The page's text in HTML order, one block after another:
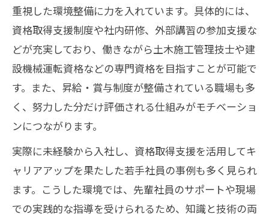
重視した環境整備に力を入れています。具体的には、
資格取得支援制度や社内研修、外部講習の参加支援な
どが充実しており、働きながら土木施工管理技士や建
設機械運転資格などの専門資格を目指すことが可能で
す。また、昇給・賞与制度が整備されている職場も多
く、努力した分だけ評価される仕組みがモチベーショ
ンにつながります。
実際に未経験から入社し、資格取得支援を活用してキ
ャリアアップを果たした若手社員の事例も多く見られ
ます。こうした環境では、先輩社員のサポートや現場
での実践的な指導を受けられるため、知識と技術の両